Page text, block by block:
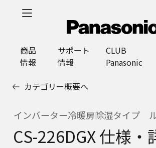
商品
情報
サポート
情報
CLUB
Panasonic
カテゴリー概要へ
インバーター冷暖房除湿タイプ
CS-226DGX 仕様・